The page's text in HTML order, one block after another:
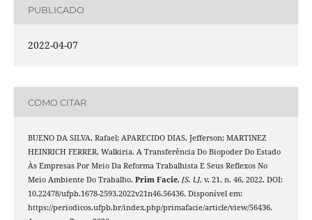
PUBLICADO
2022-04-07
COMO CITAR
BUENO DA SILVA, Rafael; APARECIDO DIAS, Jefferson; MARTINEZ
HEINRICH FERRER, Walkiria. A Transferência Do Biopoder Do Estado
Às Empresas Por Meio Da Reforma Trabalhista E Seus Reflexos No
Meio Ambiente Do Trabalho. Prim Facie, [S. l.], v. 21, n. 46, 2022. DOI:
10.22478/ufpb.1678-2593.2022v21n46.56436. Disponível em:
https://periodicos.ufpb.br/index.php/primafacie/article/view/56436.